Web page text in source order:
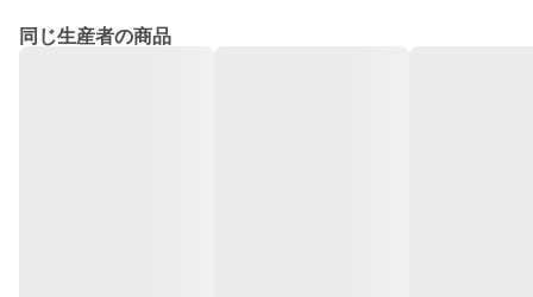
同じ生産者の商品